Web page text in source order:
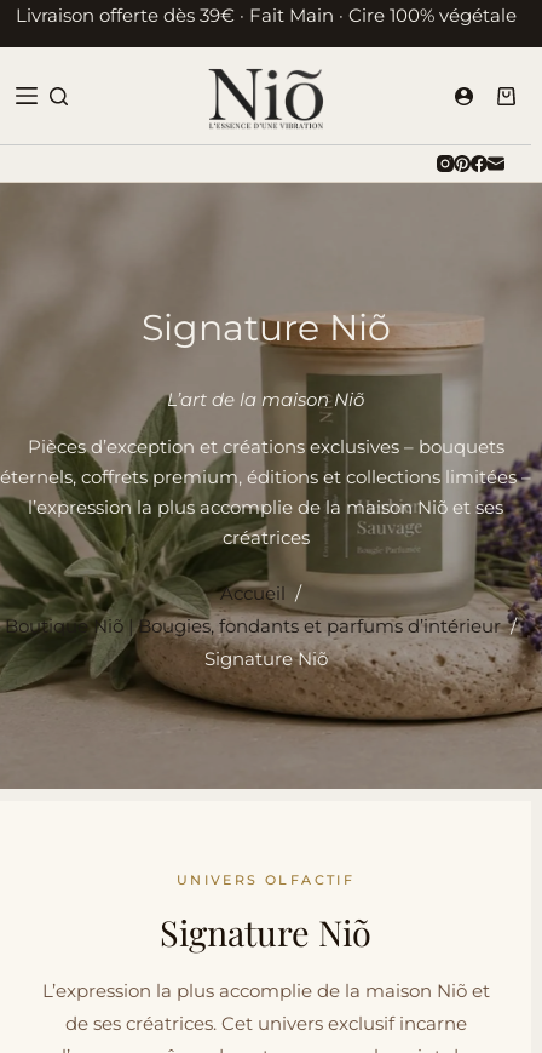
Passer
au
Livraison offerte dès 39€ · Fait Main · Cire 100% végétale
Signature Niõ
L’art de la maison Niõ
Pièces d’exception et créations exclusives – bouquets
éternels, coffrets premium, éditions et collections limitées –
l’expression la plus accomplie de la maison Niõ et ses
créatrices
Accueil /
Boutique Niõ | Bougies, fondants et parfums d’intérieur /
Signature Niõ
UNIVERS OLFACTIF
Signature Niõ
L’expression la plus accomplie de la maison Niõ et
de ses créatrices. Cet univers exclusif incarne